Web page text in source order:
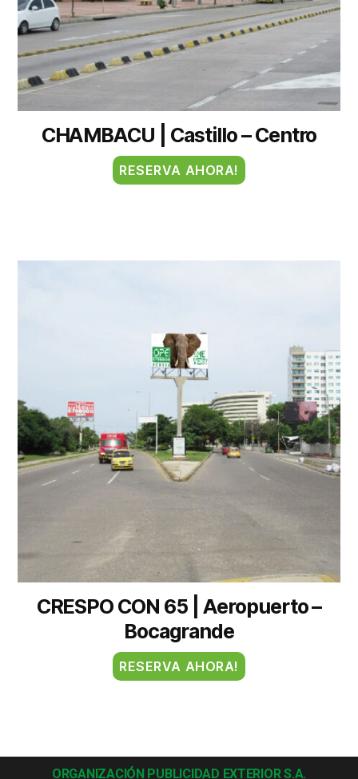
CHAMBACU | Castillo – Centro
RESERVA AHORA!
CRESPO CON 65 | Aeropuerto –
Bocagrande
RESERVA AHORA!
ORGANIZACIÓN PUBLICIDAD EXTERIOR S.A.